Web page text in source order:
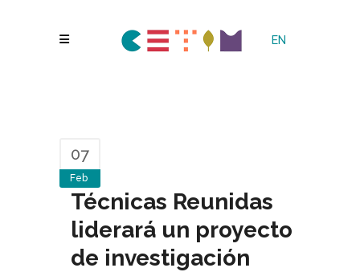
EN
07
Feb
Técnicas Reunidas
liderará un proyecto
de investigación